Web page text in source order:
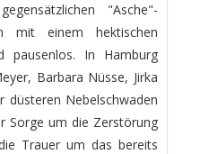
"Asche"-
mit einem hektischen
pausenlos. In Hamburg
Barbara Nüsse, Jirka
düsteren Nebelschwaden
Sorge um die Zerstörung
Trauer um das bereits